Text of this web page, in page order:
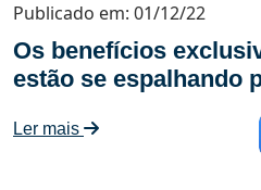
Publicado em: 01/12/22
Os benefícios
estão se espalhando
Ler mais